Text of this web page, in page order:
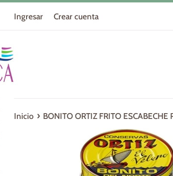
Ingresar Crear cuenta
Inicio › BONITO ORTIZ FRITO ESCABECHE